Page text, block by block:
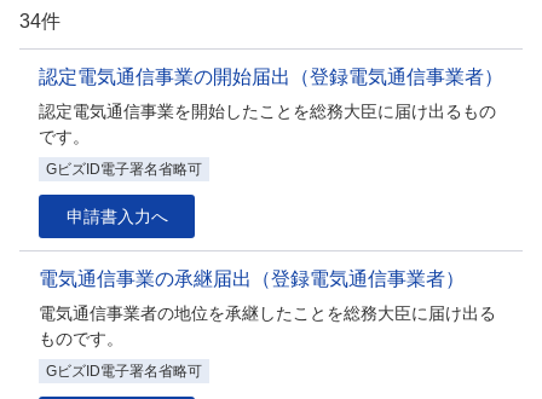
34件
認定電気通信事業の開始届出（登録電気通信事業者）
認定電気通信事業を開始したことを総務大臣に届け出るもの
です。
GビズID電子署名省略可
申請書入力へ
電気通信事業の承継届出（登録電気通信事業者）
電気通信事業者の地位を承継したことを総務大臣に届け出る
ものです。
GビズID電子署名省略可